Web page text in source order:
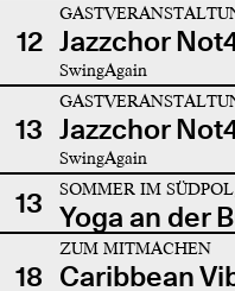
12 Jazzchor
SwingAgain
13 Jazzchor
SwingAgain
13 SOMMER IM
Yoga an der
18
ZUM MITMACHEN
Caribbean